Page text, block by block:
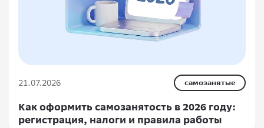
21.07.2026 самозанятые
Как оформить самозанятость в 2026 году:
регистрация, налоги и правила работы